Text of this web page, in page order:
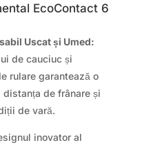
EcoContact 6
Uscat și Umed:
de cauciuc și
rulare garantează o
de frânare și
de vară.
inovator al